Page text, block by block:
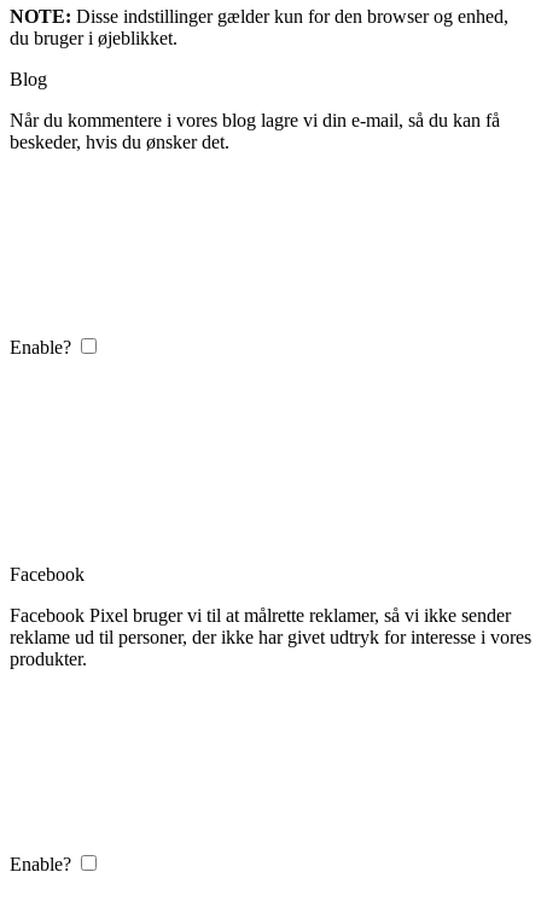
NOTE: Disse indstillinger gælder kun for den browser og enhed,
du bruger i øjeblikket.
Blog
Når du kommentere i vores blog lagre vi din e-mail, så du kan få
beskeder, hvis du ønsker det.
Enable?
Facebook
Facebook Pixel bruger vi til at målrette reklamer, så vi ikke sender
reklame ud til personer, der ikke har givet udtryk for interesse i vores
produkter.
Enable?